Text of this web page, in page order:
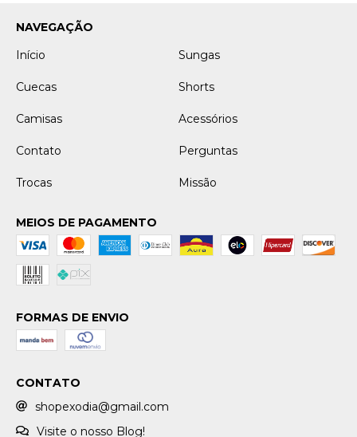
NAVEGAÇÃO
Início
Sungas
Cuecas Shorts
Camisas Acessórios
Contato Perguntas
Trocas Missão
MEIOS DE PAGAMENTO
FORMAS DE ENVIO
CONTATO
shopexodia@gmail.com
Visite o nosso Blog!